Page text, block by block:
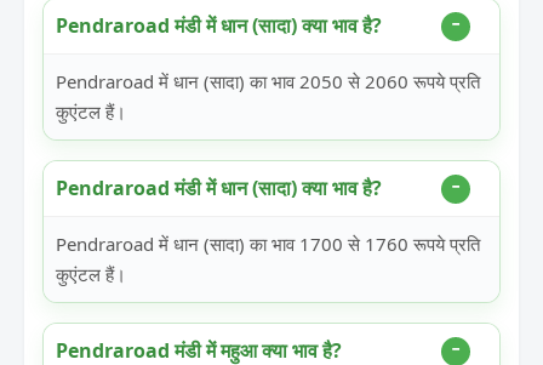
Pendraroad मंडी में धान (सादा) क्या भाव है?
Pendraroad में धान (सादा) का भाव 2050 से 2060 रूपये प्रति
कुएंटल हैं।
Pendraroad मंडी में धान (सादा) क्या भाव है?
Pendraroad में धान (सादा) का भाव 1700 से 1760 रूपये प्रति
कुएंटल हैं।
Pendraroad मंडी में महुआ क्या भाव है?